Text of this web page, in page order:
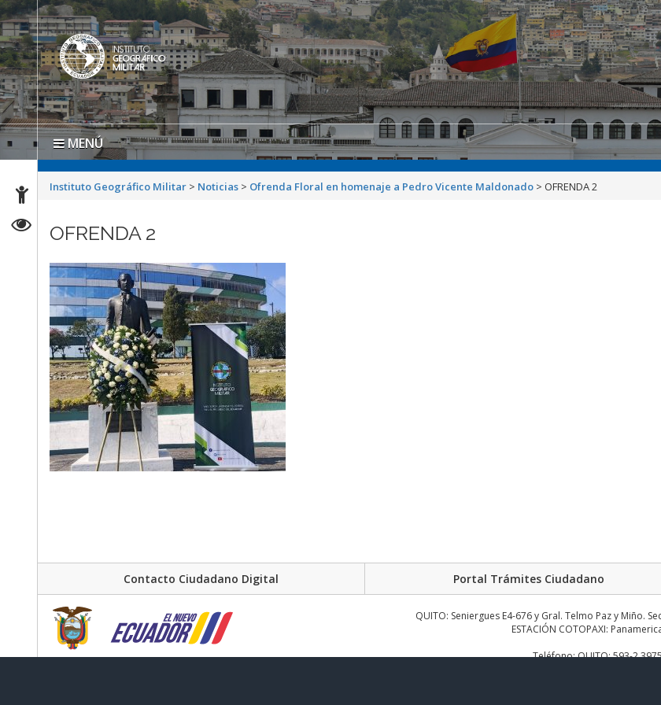
MENÚ
Instituto Geográfico Militar > Noticias > Ofrenda Floral en homenaje a Pedro Vicente Maldonado > OFRENDA 2
OFRENDA 2
Contacto Ciudadano Digital Portal Trámites Ciudadano
QUITO: Seniergues E4-676 y Gral. Telmo Paz y Miño.
ESTACIÓN COTOPAXI:
Teléfono: QUITO: 593-2